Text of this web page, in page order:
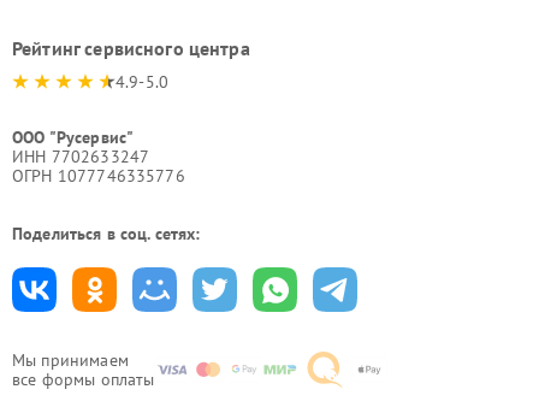
Мы принимаем
все формы оплаты
Рейтинг сервисного центра
4.9-5.0
ООО "Русервис"
ИНН 7702633247
ОГРН 1077746335776
Поделиться в соц. сетях: